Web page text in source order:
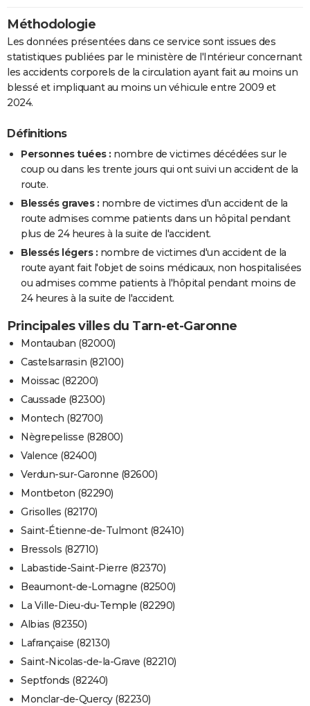
Méthodologie
Les données présentées dans ce service sont issues des
statistiques publiées par le ministère de l'Intérieur concernant
les accidents corporels de la circulation ayant fait au moins un
blessé et impliquant au moins un véhicule entre 2009 et
2024.
Définitions
Personnes tuées : nombre de victimes décédées sur le
coup ou dans les trente jours qui ont suivi un accident de la
route.
Blessés graves : nombre de victimes d'un accident de la
route admises comme patients dans un hôpital pendant
plus de 24 heures à la suite de l'accident.
Blessés légers : nombre de victimes d'un accident de la
route ayant fait l'objet de soins médicaux, non hospitalisées
ou admises comme patients à l'hôpital pendant moins de
24 heures à la suite de l'accident.
Principales villes du Tarn-et-Garonne
Montauban (82000)
Castelsarrasin (82100)
Moissac (82200)
Caussade (82300)
Montech (82700)
Nègrepelisse (82800)
Valence (82400)
Verdun-sur-Garonne (82600)
Montbeton (82290)
Grisolles (82170)
Saint-Étienne-de-Tulmont (82410)
Bressols (82710)
Labastide-Saint-Pierre (82370)
Beaumont-de-Lomagne (82500)
La Ville-Dieu-du-Temple (82290)
Albias (82350)
Lafrançaise (82130)
Saint-Nicolas-de-la-Grave (82210)
Septfonds (82240)
Monclar-de-Quercy (82230)